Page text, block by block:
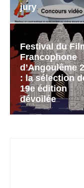
jury
Festival du
Francophone
d’Angoulême
: la sélection
19e édition
dévoilée